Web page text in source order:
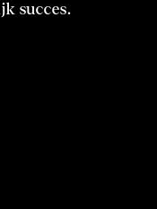
succes.